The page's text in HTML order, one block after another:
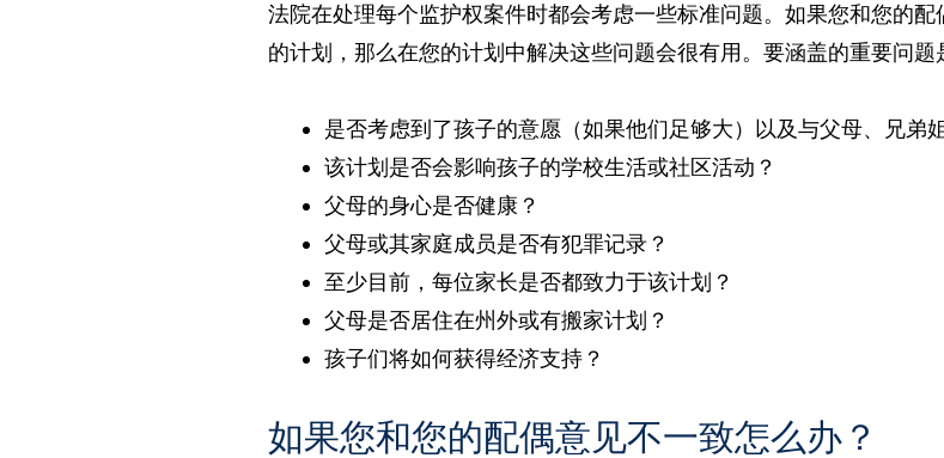
法院在处理每个监护权案件时都会考虑一些标准问题。如果您和您的
的计划，那么在您的计划中解决这些问题会很有用。要涵盖的重要问题
是否考虑到了孩子的意愿（如果他们足够大）以及与父母、兄弟
该计划是否会影响孩子的学校生活或社区活动？
父母的身心是否健康？
父母或其家庭成员是否有犯罪记录？
至少目前，每位家长是否都致力于该计划？
父母是否居住在州外或有搬家计划？
孩子们将如何获得经济支持？
如果您和您的配偶意见不一致怎么办？